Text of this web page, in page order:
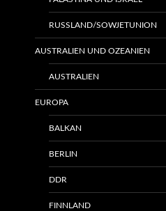
RUSSLAND/SOWJETUNION
AUSTRALIEN UND OZEANIEN
AUSTRALIEN
EUROPA
BALKAN
BERLIN
DDR
FINNLAND